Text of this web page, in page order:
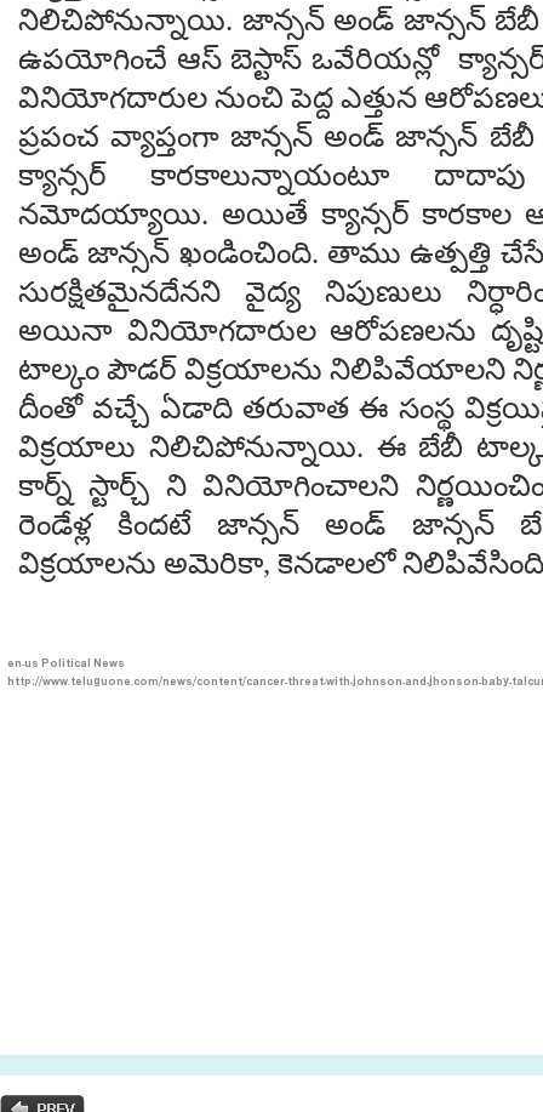
నిలిచిపోనున్నాయి. జాన్సన్ అండ్ జాన్సన్
ఉపయోగించే ఆస్ బెస్టాస్ ఒవేరియన్లో
వినియోగదారుల నుంచి పెద్ద ఎత్తున
ప్రపంచ వ్యాప్తంగా జాన్సన్ అండ్ జాన్సన్
క్యాన్సర్ కారకాలున్నాయంటూ దాదాపు
నమోదయ్యాయి. అయితే క్యాన్సర్ కారకాల
అండ్ జాన్సన్ ఖండించింది. తాము ఉత్పత్తి
సురక్షితమైనదేనని వైద్య నిపుణులు
అయినా వినియోగదారుల ఆరోపణలను
టాల్కం పౌడర్ విక్రయాలను నిలిపివేయాలని
దీంతో వచ్చే ఏడాది తరువాత ఈ సంస్థ
విక్రయాలు నిలిచిపోనున్నాయి. ఈ బేబీ
కార్న్ స్టార్చ్ ని వినియోగించాలని
రెండేళ్ల కిందటే జాన్సన్ అండ్ జాన్సన్
విక్రయాలను అమెరికా, కెనడాలలో
en-usPolitical News
http://www.teluguone.com/news/content/cancer-threat-with-johnson-and-jhonson-baby-